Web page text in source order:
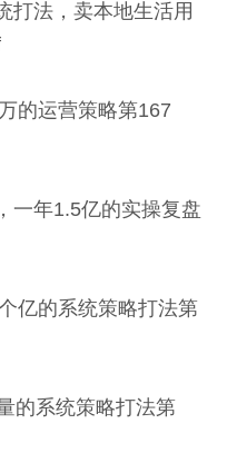
打法，卖本地生活用
的运营策略第167
一年1.5亿的实操复盘
亿的系统策略打法第
的系统策略打法第